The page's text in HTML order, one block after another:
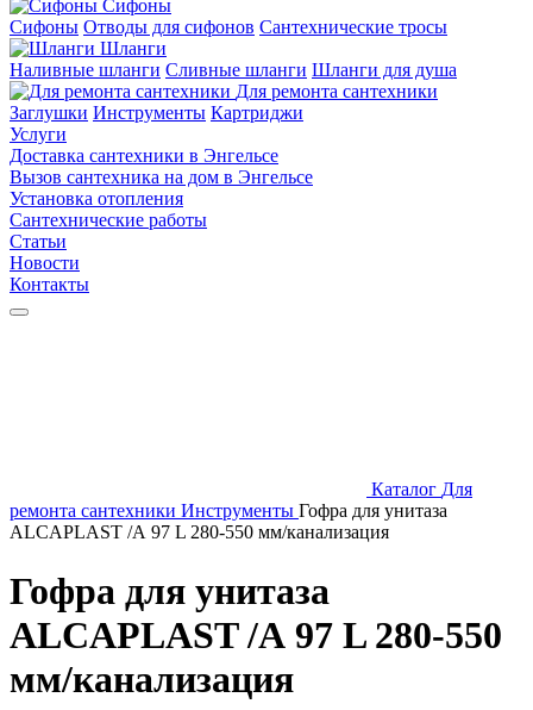
Сифоны
Сифоны Отводы для сифонов Сантехнические тросы
Шланги
Наливные шланги Сливные шланги Шланги для душа
Для ремонта сантехники
Заглушки Инструменты Картриджи
Услуги
Доставка сантехники в Энгельсе
Вызов сантехника на дом в Энгельсе
Установка отопления
Сантехнические работы
Статьи
Новости
Контакты
Каталог Для
ремонта сантехники Инструменты Гофра для унитаза
АLCAPLAST /А 97 L 280-550 мм/канализация
Гофра для унитаза
АLCAPLAST /А 97 L 280-550
мм/канализация